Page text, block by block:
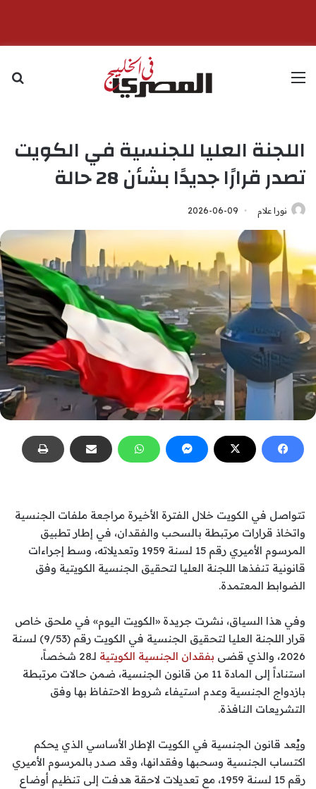
القائمة
اللجنة العليا للجنسية في الكويت
تصدر قرارًا جديدًا بشأن 28 حالة
نورا علام 2026-06-09
تتواصل في الكويت خلال الفترة الأخيرة مراجعة ملفات الجنسية
واتخاذ قرارات مرتبطة بالسحب والفقدان، في إطار تطبيق
المرسوم الأميري رقم 15 لسنة 1959 وتعديلاته، وسط إجراءات
قانونية تنفذها اللجنة العليا لتحقيق الجنسية الكويتية وفق
الضوابط المعتمدة.
وفي هذا السياق، نشرت جريدة «الكويت اليوم» في ملحق خاص
قرار اللجنة العليا لتحقيق الجنسية في الكويت رقم (9/53) لسنة
2026، والذي قضى
بفقدان الجنسية الكويتية
لـ28 شخصاً،
استناداً إلى المادة 11 من قانون الجنسية، ضمن حالات مرتبطة
بازدواج الجنسية وعدم استيفاء شروط الاحتفاظ بها وفق
التشريعات النافذة.
ويُعد قانون الجنسية في الكويت الإطار الأساسي الذي يحكم
اكتساب الجنسية وسحبها وفقدانها، وقد صدر بالمرسوم الأميري
رقم 15 لسنة 1959، مع تعديلات لاحقة هدفت إلى تنظيم أوضاع